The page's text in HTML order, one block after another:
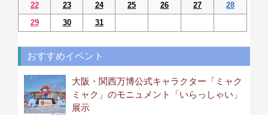
22
23 24 25 26 27
28
29
30 31
おすすめイベント
大阪・関西万博公式キャラクター「ミャク
ミャク」のモニュメント「いらっしゃい」
展示